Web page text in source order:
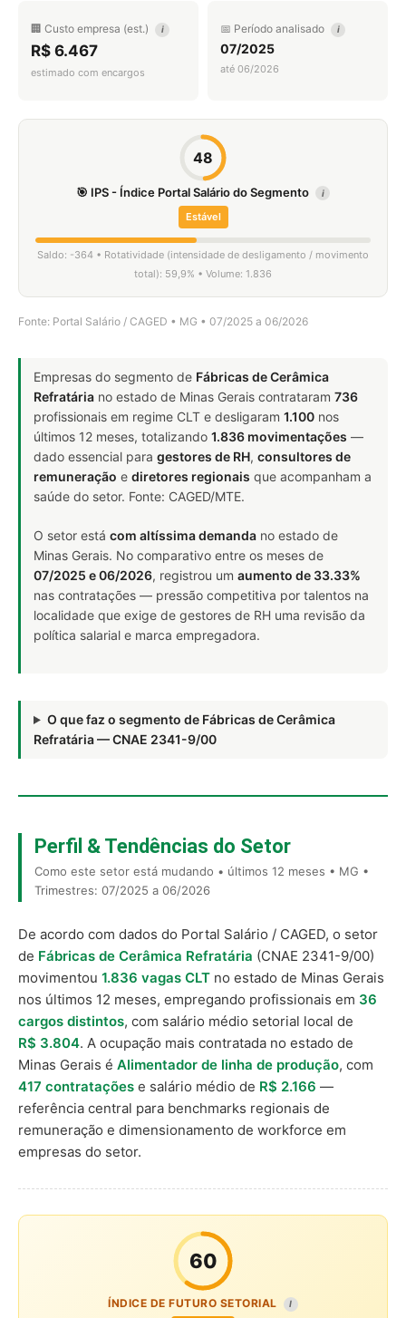
🏢 Custo empresa (est.) i
R$ 6.467
estimado com encargos
📅 Período analisado i
07/2025
até 06/2026
48
🎯 IPS - Índice Portal Salário do Segmento i
Estável
Saldo: -364 • Rotatividade (intensidade de desligamento / movimento
total): 59,9% • Volume: 1.836
Fonte: Portal Salário / CAGED • MG • 07/2025 a 06/2026
Empresas do segmento de Fábricas de Cerâmica
Refratária no estado de Minas Gerais contrataram 736
profissionais em regime CLT e desligaram 1.100 nos
últimos 12 meses, totalizando 1.836 movimentações —
dado essencial para gestores de RH, consultores de
remuneração e diretores regionais que acompanham a
saúde do setor. Fonte: CAGED/MTE.
O setor está com altíssima demanda no estado de
Minas Gerais. No comparativo entre os meses de
07/2025 e 06/2026, registrou um aumento de 33.33%
nas contratações — pressão competitiva por talentos na
localidade que exige de gestores de RH uma revisão da
política salarial e marca empregadora.
O que faz o segmento de Fábricas de Cerâmica
Refratária — CNAE 2341-9/00
Perfil & Tendências do Setor
Como este setor está mudando • últimos 12 meses • MG •
Trimestres: 07/2025 a 06/2026
De acordo com dados do Portal Salário / CAGED, o setor
de Fábricas de Cerâmica Refratária (CNAE 2341-9/00)
movimentou 1.836 vagas CLT no estado de Minas Gerais
nos últimos 12 meses, empregando profissionais em 36
cargos distintos, com salário médio setorial local de
R$ 3.804. A ocupação mais contratada no estado de
Minas Gerais é Alimentador de linha de produção, com
417 contratações e salário médio de R$ 2.166 —
referência central para benchmarks regionais de
remuneração e dimensionamento de workforce em
empresas do setor.
60
ÍNDICE DE FUTURO SETORIAL I